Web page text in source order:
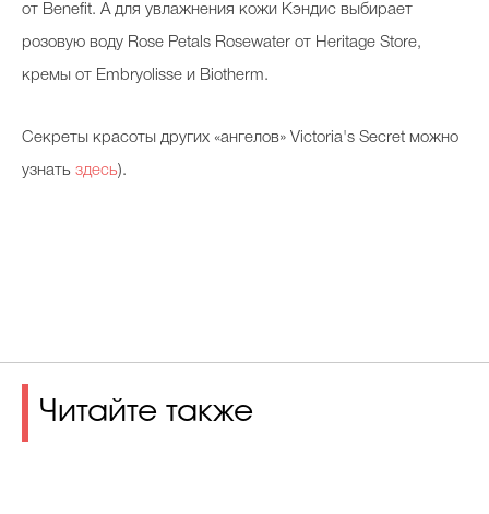
от Benefit. А для увлажнения кожи Кэндис выбирает
розовую воду Rose Petals Rosewater от Heritage Store,
кремы от Embryolisse и Biotherm.
Секреты красоты других «ангелов» Victoria's Secret можно
узнать здесь).
Читайте также